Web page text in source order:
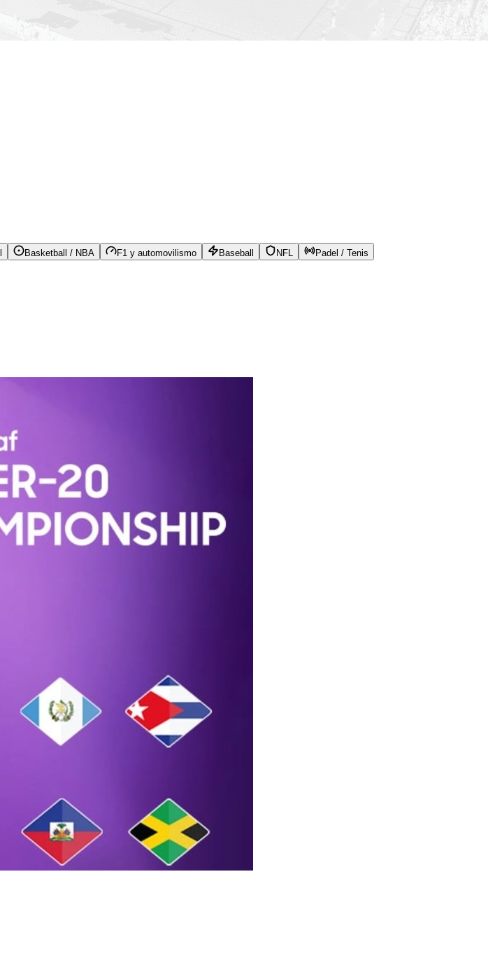
Basketball / NBA F1 y automovilismo Baseball NFL
Padel / Tenis